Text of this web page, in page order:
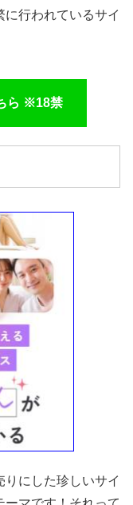
行われているサイ
ら ※18禁
りにした珍しいサイ